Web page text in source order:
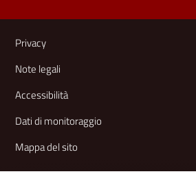
Link e informazioni utili
Privacy
Note legali
Accessibilità
Dati di monitoraggio
Mappa del sito